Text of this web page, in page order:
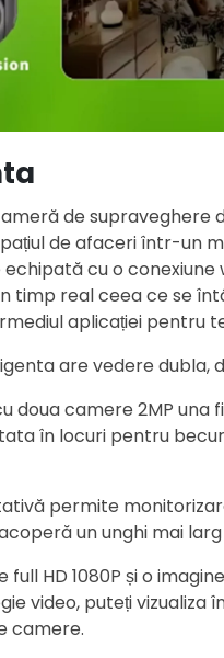
de supraveghere
de afaceri într-un
cu o conexiune
timp real ceea ce se
aplicației pentru
are vedere dubla,
doua camere 2MP una
în locuri pentru
permite
un unghi mai
full HD 1080P și o
video, puteți vizualiza
camere.